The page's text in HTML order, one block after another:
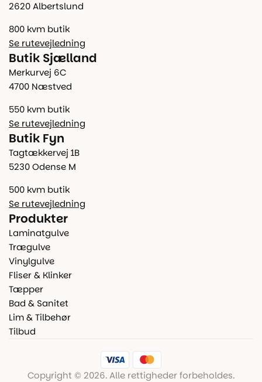
2620 Albertslund
800 kvm butik
Se rutevejledning
Butik Sjælland
Merkurvej 6C
4700 Næstved
550 kvm butik
Se rutevejledning
Butik Fyn
Tagtækkervej 1B
5230 Odense M
500 kvm butik
Se rutevejledning
Produkter
Laminatgulve
Trægulve
Vinylgulve
Fliser & Klinker
Tæpper
Bad & Sanitet
Lim & Tilbehør
Tilbud
Copyright © 2026. Alle rettigheder forbeholdes.